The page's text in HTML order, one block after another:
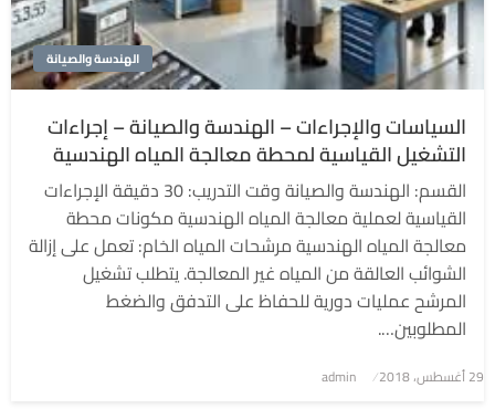
الهندسة والصيانة
السياسات والإجراءات – الهندسة والصيانة – إجراءات
التشغيل القياسية لمحطة معالجة المياه الهندسية
القسم: الهندسة والصيانة وقت التدريب: 30 دقيقة الإجراءات
القياسية لعملية معالجة المياه الهندسية مكونات محطة
معالجة المياه الهندسية مرشحات المياه الخام: تعمل على إزالة
الشوائب العالقة من المياه غير المعالجة. يتطلب تشغيل
المرشح عمليات دورية للحفاظ على التدفق والضغط
المطلوبين….
نُشر
29 أغسطس، 2018 admin